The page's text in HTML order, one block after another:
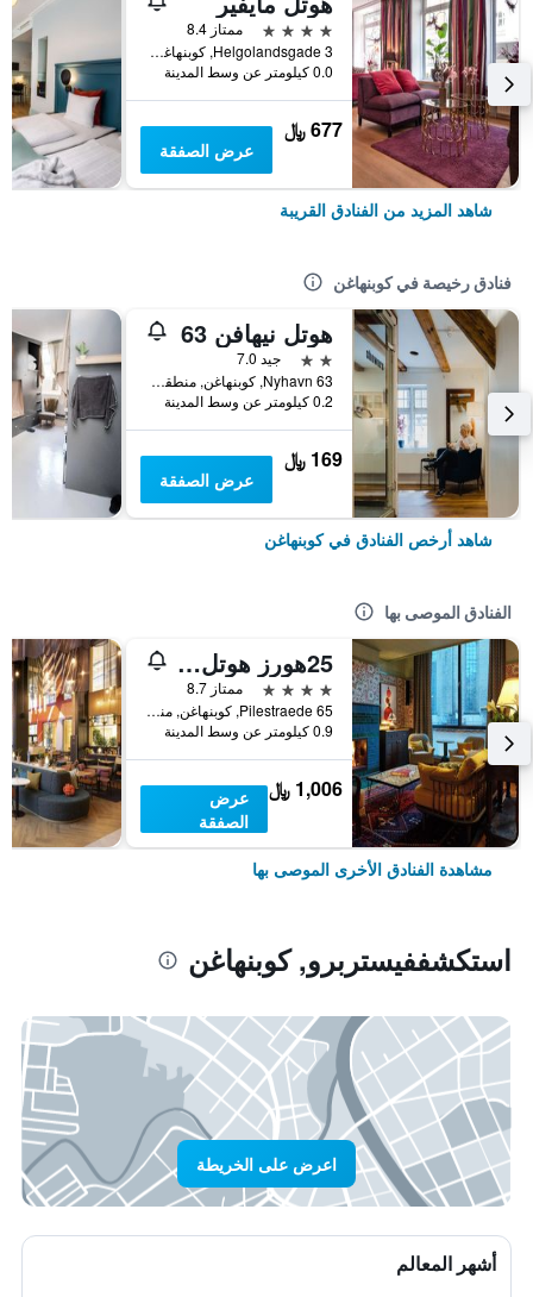
4 نجوم
ممتاز 8.4
Helgolandsgade 3, كوبنهاغن, منطقة العاصمة كوبنهاغن, الدانمارك
0.0 كيلومتر عن وسط المدينة
677 ﷼
عرض الصفقة
شاهد المزيد من الفنادق القريبة
فنادق رخيصة في كوبنهاغن
هوتل نيهافن 63
2 نجمتين
جيد 7.0
Nyhavn 63, كوبنهاغن, منطقة العاصمة كوبنهاغن, الدانمارك
0.2 كيلومتر عن وسط المدينة
169 ﷼
عرض الصفقة
شاهد أرخص الفنادق في كوبنهاغن
الفنادق الموصى بها
25هورز هوتل إندر باي
4 نجوم
ممتاز 8.7
Pilestraede 65, كوبنهاغن, منطقة العاصمة كوبنهاغن, الدانمارك
0.9 كيلومتر عن وسط المدينة
1,006 ﷼
عرض
الصفقة
مشاهدة الفنادق الأخرى الموصى بها
استكشففيستربرو, كوبنهاغن
اعرض على الخريطة
أشهر المعالم